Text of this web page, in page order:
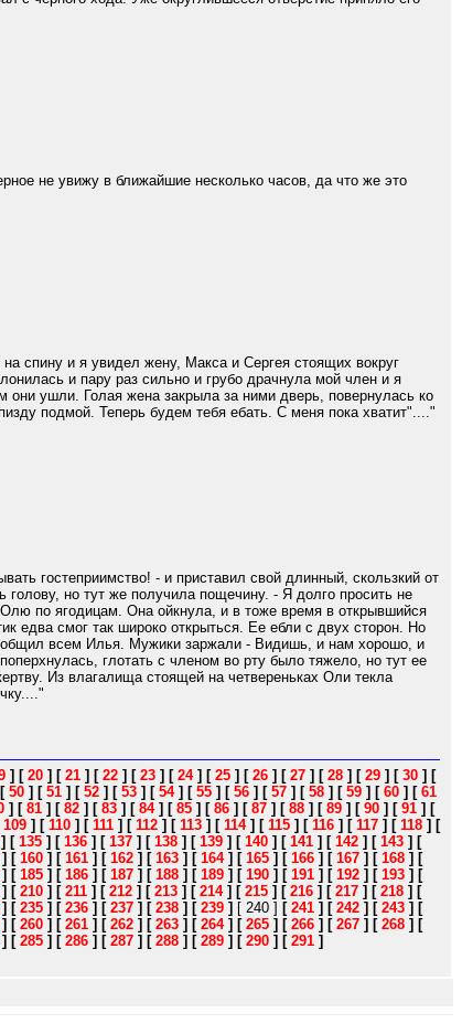
не увижу в ближайшие несколько часов, да что же это
спину и я увидел жену, Макса и Сергея стоящих вокруг
и пару раз сильно и грубо драчнула мой член и я
они ушли. Голая жена закрыла за ними дверь, повернулась ко
подмой. Теперь будем тебя ебать. С меня пока хватит"...."
гостеприимство! - и приставил свой длинный, скользкий от
но тут же получила пощечину. - Я долго просить не
по ягодицам. Она ойкнула, и в тоже время в открывшийся
едва смог так широко открыться. Ее ебли с двух сторон. Но
всем Илья. Мужики заржали - Видишь, и нам хорошо, и
глотать с членом во рту было тяжело, но тут ее
Из влагалища стоящей на четвереньках Оли текла
] [ 20 ] [ 21 ] [ 22 ] [ 23 ] [ 24] [ 25 ] [ 26 ] [ 27 ] [ 28 ] [ 29 ] [ 30 ] [
[ 50 ] [ 51 ] [ 52 ] [ 53 ] [ 54] [ 55 ] [ 56 ] [ 57 ] [ 58 ] [ 59 ] [ 60 ] [ 61
] [ 81 ] [ 82 ] [ 83 ] [ 84] [ 85 ] [ 86 ] [ 87 ] [ 88 ] [ 89 ] [ 90 ] [ 91 ] [
109 ] [ 110 ] [ 111 ] [ 112 ] [ 113 ] [ 114] [ 115 ] [ 116 ] [ 117 ] [ 118 ] [
[ 135 ] [ 136 ] [ 137 ] [ 138 ] [ 139 ] [ 140 ] [ 141 ] [ 142 ] [ 143 ] [
] [ 160 ] [ 161 ] [ 162 ] [ 163 ] [ 164] [ 165 ] [ 166 ] [ 167 ] [ 168 ] [
[ 185 ] [ 186 ] [ 187 ] [ 188 ] [ 189 ] [ 190 ] [ 191 ] [ 192 ] [ 193 ] [
] [ 210 ] [ 211 ] [ 212 ] [ 213 ] [ 214] [ 215 ] [ 216 ] [ 217 ] [ 218 ] [
[ 235 ] [ 236 ] [ 237 ] [ 238 ] [ 239 ] [ 240 ] [ 241 ] [ 242 ] [ 243 ] [
] [ 260 ] [ 261 ] [ 262 ] [ 263 ] [ 264] [ 265 ] [ 266 ] [ 267 ] [ 268 ] [
[ 285 ] [ 286 ] [ 287 ] [ 288 ] [ 289 ] [ 290 ] [ 291 ]